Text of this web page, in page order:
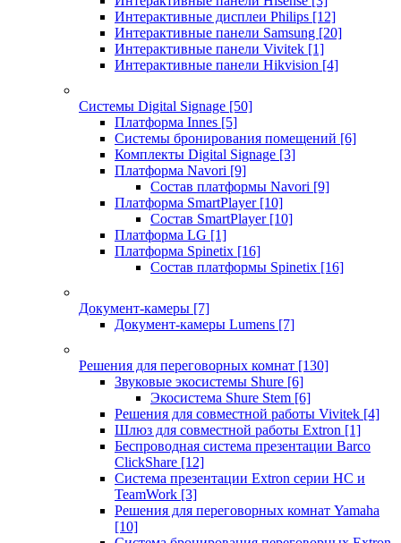
Интерактивные дисплеи Philips [12]
Интерактивные панели Samsung [20]
Интерактивные панели Vivitek [1]
Интерактивные панели Hikvision [4]
Системы Digital Signage [50]
Платформа Innes [5]
Системы бронирования помещений [6]
Комплекты Digital Signage [3]
Платформа Navori [9]
Состав платформы Navori [9]
Платформа SmartPlayer [10]
Состав SmartPlayer [10]
Платформа LG [1]
Платформа Spinetix [16]
Состав платформы Spinetix [16]
Документ-камеры [7]
Документ-камеры Lumens [7]
Решения для переговорных комнат [130]
Звуковые экосистемы Shure [6]
Экосистема Shure Stem [6]
Решения для совместной работы Vivitek [4]
Шлюз для совместной работы Extron [1]
Беспроводная система презентации Barco
ClickShare [12]
Система презентации Extron серии HC и
TeamWork [3]
Решения для переговорных комнат Yamaha
[10]